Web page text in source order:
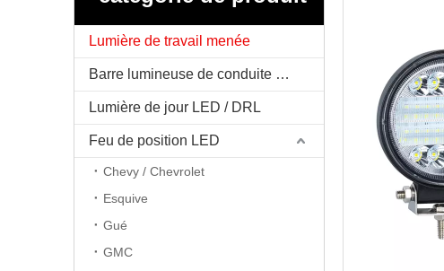
Lumière de travail menée
Barre lumineuse de conduite menée
Lumière de jour LED / DRL
Feu de position LED
Chevy / Chevrolet
Esquive
Gué
GMC